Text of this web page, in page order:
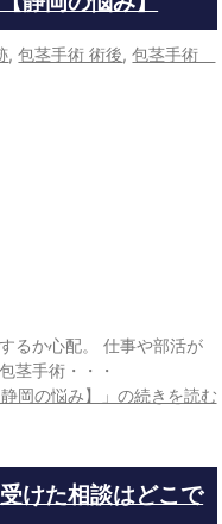
,包茎手術 術後,包茎手術
るか心配。 仕事や部活が
茎手術・・・
岡の悩み】」の続きを読む
けた相談はどこで